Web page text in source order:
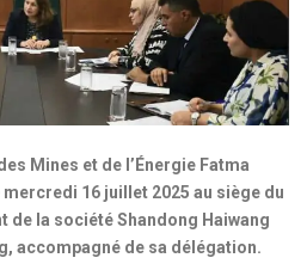
Mines et de l’Énergie Fatma
16 juillet 2025 au siège du
la société Shandong Haiwang
accompagné de sa délégation.